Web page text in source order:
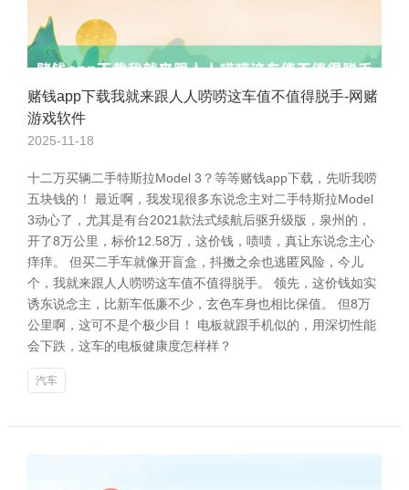
赌钱app下载我就来跟人人唠唠这车值不值得脱手-网赌
游戏软件
2025-11-18
十二万买辆二手特斯拉Model 3？等等赌钱app下载，先听我唠
五块钱的！ 最近啊，我发现很多东说念主对二手特斯拉Model
3动心了，尤其是有台2021款法式续航后驱升级版，泉州的，
开了8万公里，标价12.58万，这价钱，啧啧，真让东说念主心
痒痒。 但买二手车就像开盲盒，抖擞之余也逃匿风险，今儿
个，我就来跟人人唠唠这车值不值得脱手。 领先，这价钱如实
诱东说念主，比新车低廉不少，玄色车身也相比保值。 但8万
公里啊，这可不是个极少目！ 电板就跟手机似的，用深切性能
会下跌，这车的电板健康度怎样样？
汽车